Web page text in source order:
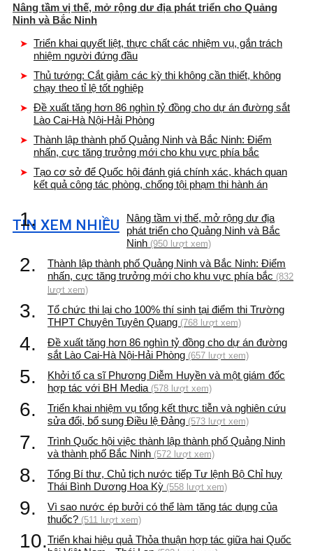
Nâng tầm vị thế, mở rộng dư địa phát triển cho Quảng
Ninh và Bắc Ninh
Triển khai quyết liệt, thực chất các nhiệm vụ, gắn trách
nhiệm người đứng đầu
Thủ tướng: Cắt giảm các kỳ thi không cần thiết, không
chạy theo tỉ lệ tốt nghiệp
Đề xuất tăng hơn 86 nghìn tỷ đồng cho dự án đường sắt
Lào Cai-Hà Nội-Hải Phòng
Thành lập thành phố Quảng Ninh và Bắc Ninh: Điểm
nhấn, cực tăng trưởng mới cho khu vực phía bắc
Tạo cơ sở để Quốc hội đánh giá chính xác, khách quan
kết quả công tác phòng, chống tội phạm thi hành án
TIN XEM NHIỀU
1.
Nâng tầm vị thế, mở rộng dư địa
phát triển cho Quảng Ninh và Bắc
Ninh (950 lượt xem)
2.
Thành lập thành phố Quảng Ninh và Bắc Ninh: Điểm
nhấn, cực tăng trưởng mới cho khu vực phía bắc (832
lượt xem)
3.
Tổ chức thi lại cho 100% thí sinh tại điểm thi Trường
THPT Chuyên Tuyên Quang (768 lượt xem)
4.
Đề xuất tăng hơn 86 nghìn tỷ đồng cho dự án đường
sắt Lào Cai-Hà Nội-Hải Phòng (657 lượt xem)
5.
Khởi tố ca sĩ Phương Diễm Huyền và một giám đốc
hợp tác với BH Media (578 lượt xem)
6.
Triển khai nhiệm vụ tổng kết thực tiễn và nghiên cứu
sửa đổi, bổ sung Điều lệ Đảng (573 lượt xem)
7.
Trình Quốc hội việc thành lập thành phố Quảng Ninh
và thành phố Bắc Ninh (572 lượt xem)
8.
Tổng Bí thư, Chủ tịch nước tiếp Tư lệnh Bộ Chỉ huy
Thái Bình Dương Hoa Kỳ (558 lượt xem)
9.
Vì sao nước ép bưởi có thể làm tăng tác dụng của
thuốc? (511 lượt xem)
10.Triển khai hiệu quả Thỏa thuận hợp tác giữa hai Quốc